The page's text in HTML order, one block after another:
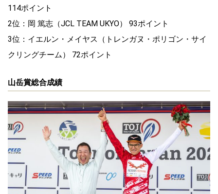
114ポイント
2位：岡 篤志（JCL TEAM UKYO） 93ポイント
3位：イエルン・メイヤス（トレンガヌ・ポリゴン・サイ
クリングチーム） 72ポイント
山岳賞総合成績